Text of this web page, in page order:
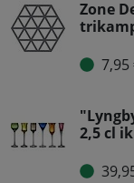
Zone
7,95
2,5 cl